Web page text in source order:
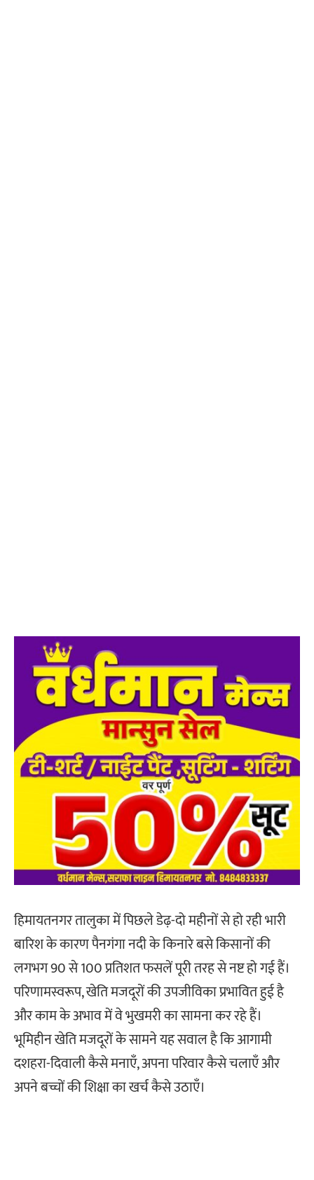
हिमायतनगर तालुका में पिछले डेढ़-दो महीनों से हो रही भारी
बारिश के कारण पैनगंगा नदी के किनारे बसे किसानों की
लगभग 90 से 100 प्रतिशत फसलें पूरी तरह से नष्ट हो गई हैं।
परिणामस्वरूप, खेति मजदूरों की उपजीविका प्रभावित हुई है
और काम के अभाव में वे भुखमरी का सामना कर रहे हैं।
भूमिहीन खेति मजदूरों के सामने यह सवाल है कि आगामी
दशहरा-दिवाली कैसे मनाएँ, अपना परिवार कैसे चलाएँ और
अपने बच्चों की शिक्षा का खर्च कैसे उठाएँ।